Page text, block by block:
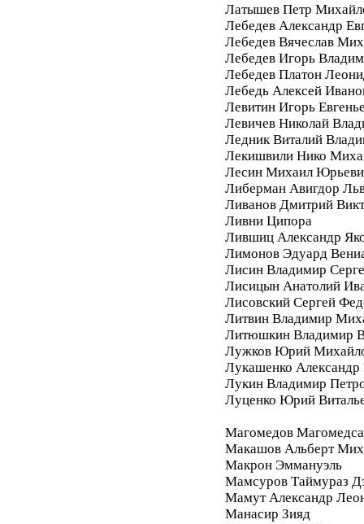
Латышев Петр
Лебедев Александр
Лебедев Вячеслав
Лебедев Игорь
Лебедев Платон
Лебедь Алексей
Левитин Игорь
Левичев Николай
Ледник Виталий
Лекишвили Нико
Лесин Михаил
Либерман Авигдор
Ливанов Дмитрий
Ливни Ципора
Лившиц Александр
Лимонов Эдуард
Лисин Владимир
Лисицын Анатолий
Лисовский Сергей
Литвин Владимир
Литюшкин Владимир
Лужков Юрий
Лукашенко Александр
Лукин Владимир
Луценко Юрий
Магомедов
Макашов Альберт
Макрон Эммануэль
Мамсуров Таймураз
Мамут Александр
Манасир Зияд